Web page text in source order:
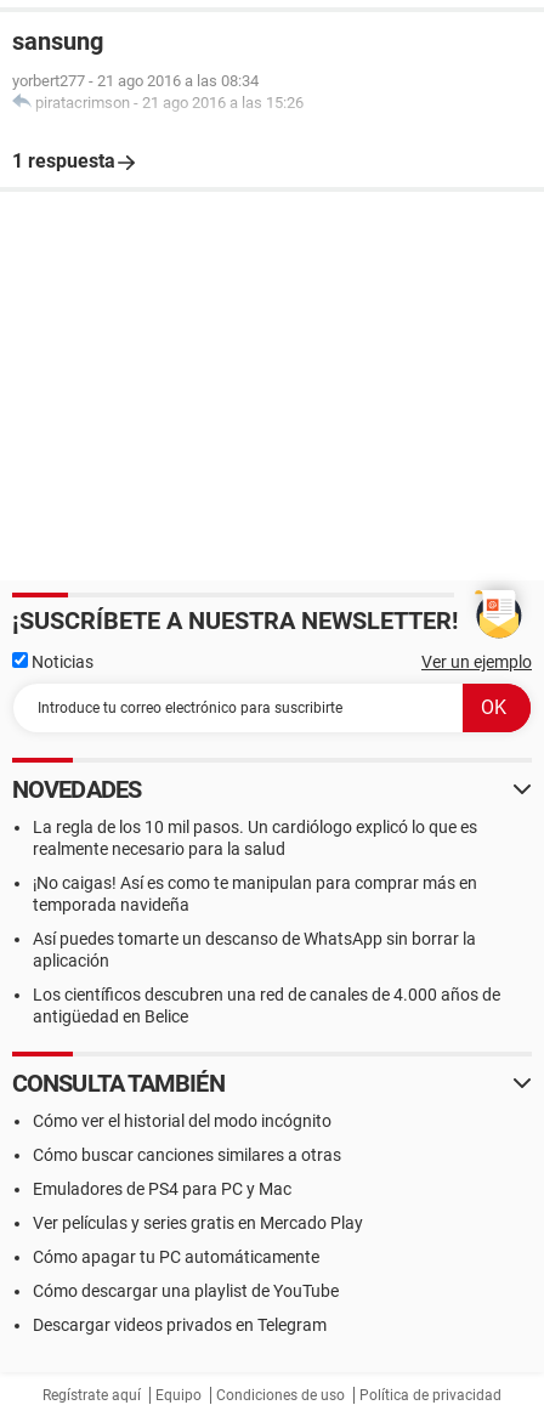
sansung
yorbert277 - 21 ago 2016 a las 08:34
piratacrimson - 21 ago 2016 a las 15:26
1 respuesta
¡SUSCRÍBETE A NUESTRA NEWSLETTER!
Noticias Ver un ejemplo
NOVEDADES
La regla de los 10 mil pasos. Un cardiólogo explicó lo que es
realmente necesario para la salud
¡No caigas! Así es como te manipulan para comprar más en
temporada navideña
Así puedes tomarte un descanso de WhatsApp sin borrar la
aplicación
Los científicos descubren una red de canales de 4.000 años de
antigüedad en Belice
CONSULTA TAMBIÉN
Cómo ver el historial del modo incógnito
Cómo buscar canciones similares a otras
Emuladores de PS4 para PC y Mac
Ver películas y series gratis en Mercado Play
Cómo apagar tu PC automáticamente
Cómo descargar una playlist de YouTube
Descargar videos privados en Telegram
Regístrate aquí Equipo Condiciones de uso Política de privacidad